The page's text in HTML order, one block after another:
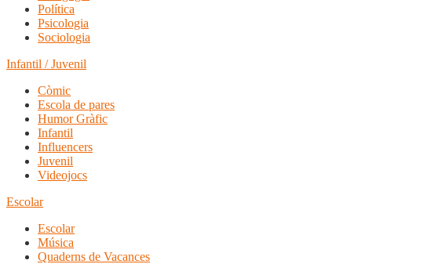
Política
Psicologia
Sociologia
Infantil / Juvenil
Còmic
Escola de pares
Humor Gràfic
Infantil
Influencers
Juvenil
Videojocs
Escolar
Escolar
Música
Quaderns de Vacances